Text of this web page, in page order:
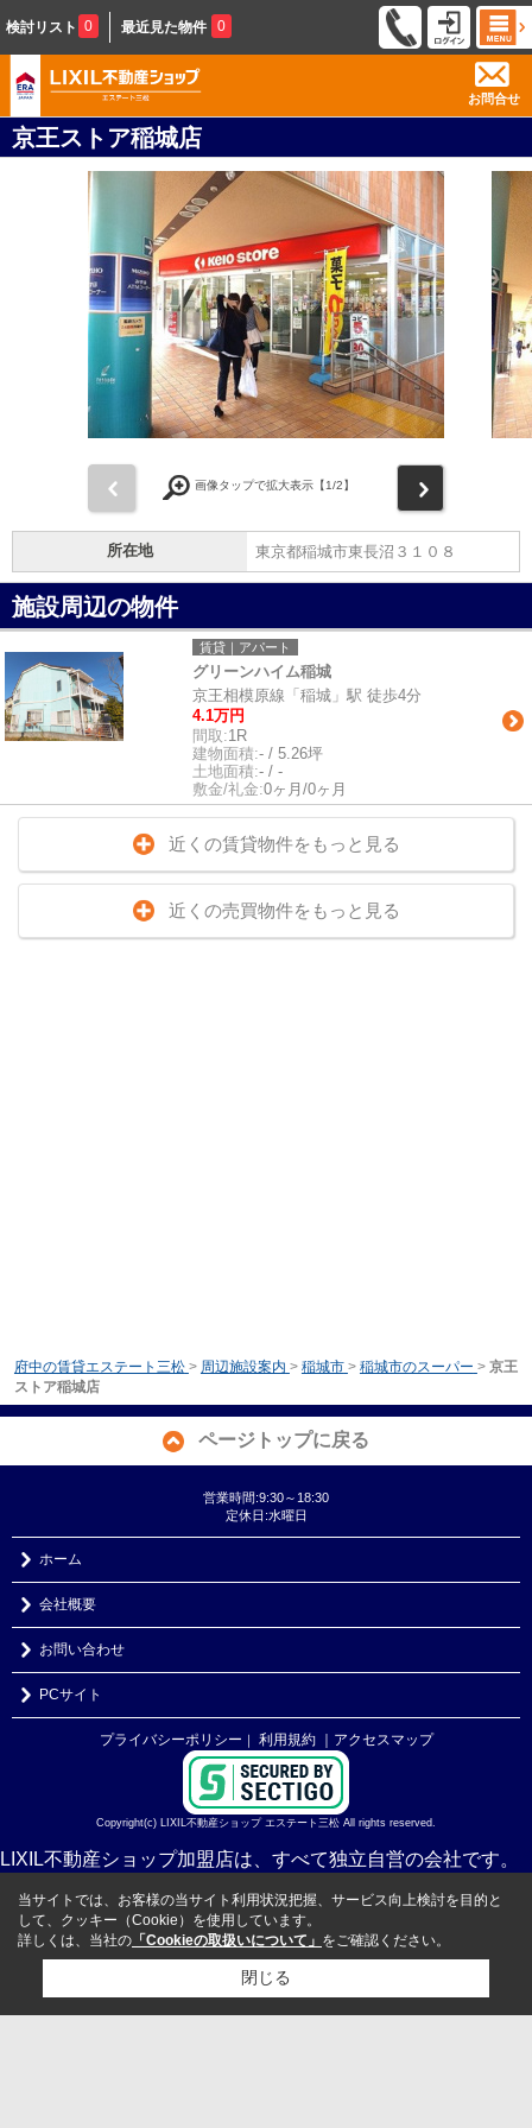
検討リスト 0 最近見た物件 0
お問合せ
京王ストア稲城店
画像タップで拡大表示【1/2】
所在地 東京都稲城市東長沼３１０８
施設周辺の物件
賃貸｜アパート
グリーンハイム稲城
京王相模原線「稲城」駅 徒歩4分
4.1万円
間取:1R
建物面積:- / 5.26坪
土地面積:- / -
敷金/礼金:0ヶ月/0ヶ月
近くの賃貸物件をもっと見る
近くの売買物件をもっと見る
府中の賃貸エステート三松 > 周辺施設案内 > 稲城市 > 稲城市のスーパー > 京王
ストア稲城店
ページトップに戻る
営業時間:9:30～18:30
定休日:水曜日
ホーム
会社概要
お問い合わせ
PCサイト
プライバシーポリシー ｜ 利用規約 ｜アクセスマップ
Copyright(c) LIXIL不動産ショップ エステート三松 All rights reserved.
LIXIL不動産ショップ加盟店は、すべて独立自営の会社です。
当サイトでは、お客様の当サイト利用状況把握、サービス向上検討を目的と
して、クッキー（Cookie）を使用しています。
詳しくは、当社の 「Cookieの取扱いについて」 をご確認ください。
閉じる